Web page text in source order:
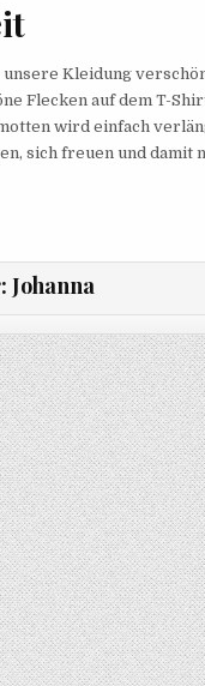
Kleidung
Flecken auf dem T-
wird einfach
sich freuen und damit
Johanna